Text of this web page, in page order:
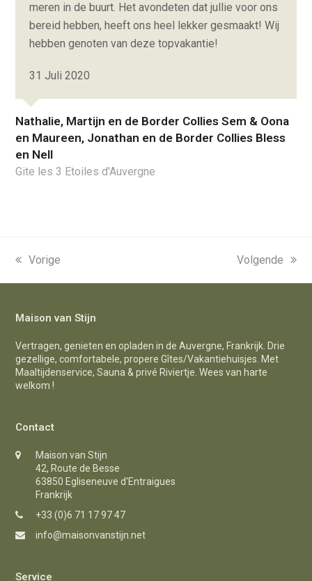
meren in de buurt. Het avondeten dat jullie voor ons
bereid hebben, heeft ons heel lekker gesmaakt! Wij
hebben genoten van deze topvakantie!
31 Juli 2020
Nathalie, Martijn en de Border Collies Sem & Oona
en Maureen, Jonathan en de Border Collies Bless
en Nell
Gite les 3 Etoiles d'Auvergne
previous
Vorige
next
Volgende
Maison van Stijn
Vertragen, genieten en opladen in de Auvergne, Frankrijk. Drie
gezellige, comfortabele, propere Gîtes/Vakantiehuisjes. Met
Maaltijdenservice, Sauna & privé Riviertje. Wees van harte
welkom !
Contact
Maison van Stijn
42, Route de Besse
63850 Egliseneuve d'Entraigues
Frankrijk
+33 (0)6 71 17 97 47
info@maisonvanstijn.net
Service